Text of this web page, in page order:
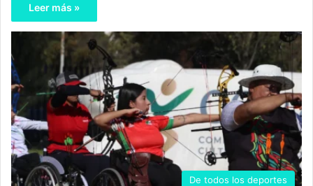
Leer más »
De todos los deportes